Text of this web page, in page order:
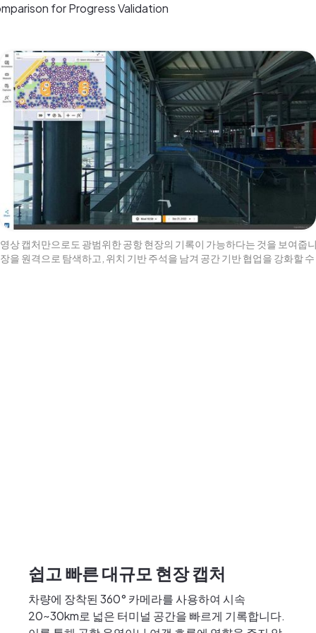
for Progress Validation
상 캡처만으로도 광범위한 공항 현장의 기록이 가능하다는 것을 보여줍
을 원격으로 탐색하고, 위치 기반 주석을 남겨 공간 기반 협업을 강화할
쉽고 빠른 대규모 현장 캡처
차량에 장착된 360° 카메라를 사용하여 시속
20~30km로 넓은 터미널 공간을 빠르게 기록합니다.